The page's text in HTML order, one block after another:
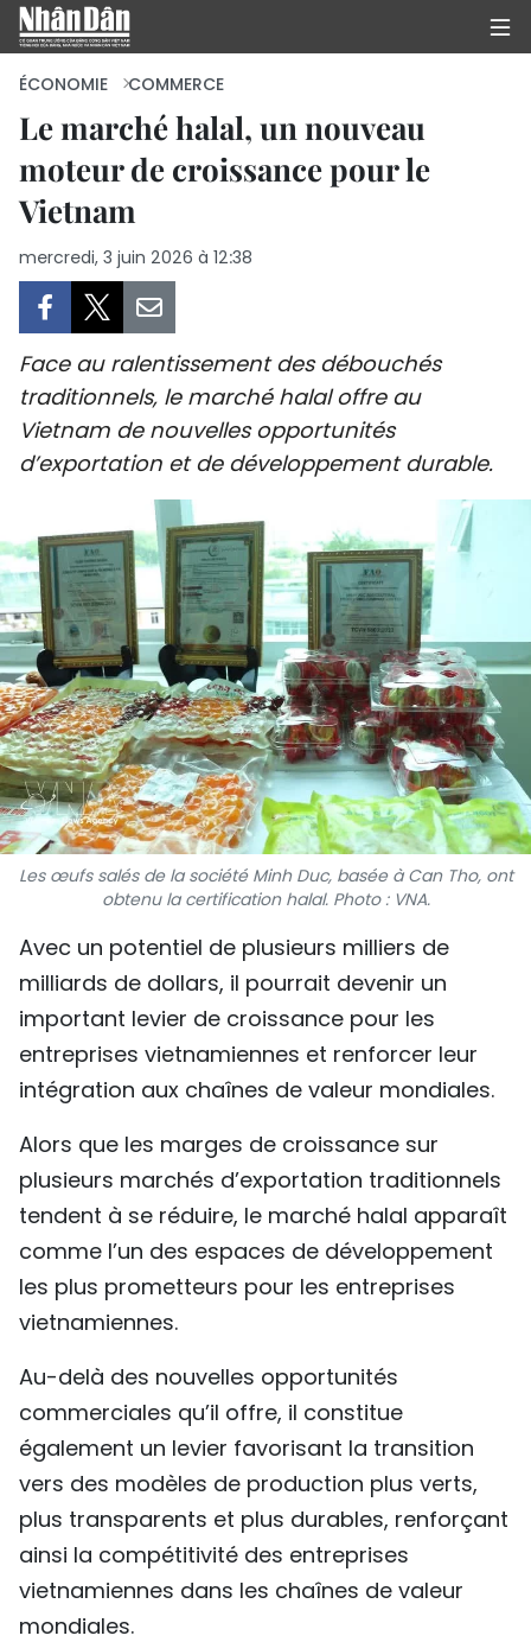
PAGE D'ACCUEIL
CULTURE
TOURISME
SPORT
FRANCOPHONIE
PAYS NATAL
INTERNATIONAL
MÉGASTORIE
INFOGRAPHIE
PHOTO
VIDÉO
À PROPOS DU "PEUPLE"
TIẾNG VIỆT
ENGLISH
中文
РУССКИЙ
ÉCONOMIE COMMERCE
Le marché halal, un nouveau
moteur de croissance pour le
Vietnam
mercredi, 3 juin 2026 à 12:38
Face au ralentissement des débouchés
traditionnels, le marché halal offre au
Vietnam de nouvelles opportunités
d’exportation et de développement durable.
Les œufs salés de la société Minh Duc, basée à Can Tho, ont
obtenu la certification halal. Photo : VNA.
Avec un potentiel de plusieurs milliers de
milliards de dollars, il pourrait devenir un
important levier de croissance pour les
entreprises vietnamiennes et renforcer leur
intégration aux chaînes de valeur mondiales.
Alors que les marges de croissance sur
plusieurs marchés d’exportation traditionnels
tendent à se réduire, le marché halal apparaît
comme l’un des espaces de développement
les plus prometteurs pour les entreprises
vietnamiennes.
​Au-delà des nouvelles opportunités
commerciales qu’il offre, il constitue
également un levier favorisant la transition
vers des modèles de production plus verts,
plus transparents et plus durables, renforçant
ainsi la compétitivité des entreprises
vietnamiennes dans les chaînes de valeur
mondiales.